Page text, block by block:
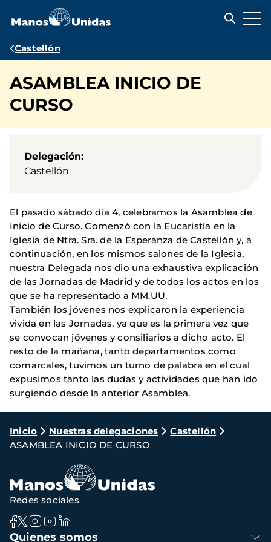
contenido
Ruta
navegación
Castellón
ASAMBLEA INICIO DE
CURSO
Delegación
Castellón
El pasado sábado día 4, celebramos la Asamblea de
Inicio de Curso. Comenzó con la Eucaristía en la
Iglesia de Ntra. Sra. de la Esperanza de Castellón y, a
continuación, en los mismos salones de la Iglesia,
nuestra Delegada nos dio una exhaustiva explicación
de las Jornadas de Madrid y de todos los actos en los
que se ha representado a MM.UU.
También los jóvenes nos explicaron la experiencia
vivida en las Jornadas, ya que es la primera vez que
se convocan jóvenes y consiliarios a dicho acto. El
resto de la mañana, tanto departamentos como
comarcales, tuvimos un turno de palabra en el cual
expusimos tanto las dudas y actividades que han ido
surgiendo desde la anterior Asamblea.
Ruta
de
navegación
Inicio Nuestras delegaciones
Castellón
ASAMBLEA INICIO DE CURSO
Navegación
Quienes somos
Redes sociales